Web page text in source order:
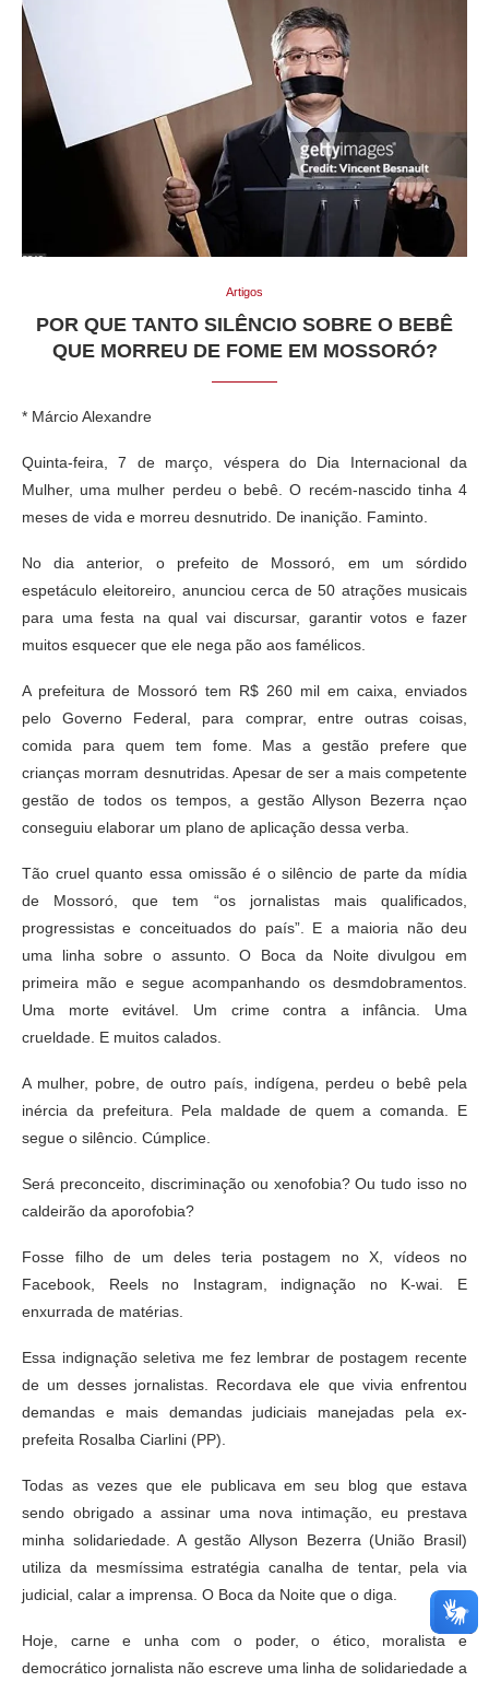
Artigos
POR QUE TANTO SILÊNCIO SOBRE O BEBÊ
QUE MORREU DE FOME EM MOSSORÓ?
* Márcio Alexandre
Quinta-feira, 7 de março, véspera do Dia Internacional da
Mulher, uma mulher perdeu o bebê. O recém-nascido tinha 4
meses de vida e morreu desnutrido. De inanição. Faminto.
No dia anterior, o prefeito de Mossoró, em um sórdido
espetáculo eleitoreiro, anunciou cerca de 50 atrações musicais
para uma festa na qual vai discursar, garantir votos e fazer
muitos esquecer que ele nega pão aos famélicos.
A prefeitura de Mossoró tem R$ 260 mil em caixa, enviados
pelo Governo Federal, para comprar, entre outras coisas,
comida para quem tem fome. Mas a gestão prefere que
crianças morram desnutridas. Apesar de ser a mais competente
gestão de todos os tempos, a gestão Allyson Bezerra nçao
conseguiu elaborar um plano de aplicação dessa verba.
Tão cruel quanto essa omissão é o silêncio de parte da mídia
de Mossoró, que tem “os jornalistas mais qualificados,
progressistas e conceituados do país”. E a maioria não deu
uma linha sobre o assunto. O Boca da Noite divulgou em
primeira mão e segue acompanhando os desmdobramentos.
Uma morte evitável. Um crime contra a infância. Uma
crueldade. E muitos calados.
A mulher, pobre, de outro país, indígena, perdeu o bebê pela
inércia da prefeitura. Pela maldade de quem a comanda. E
segue o silêncio. Cúmplice.
Será preconceito, discriminação ou xenofobia? Ou tudo isso no
caldeirão da aporofobia?
Fosse filho de um deles teria postagem no X, vídeos no
Facebook, Reels no Instagram, indignação no K-wai. E
enxurrada de matérias.
Essa indignação seletiva me fez lembrar de postagem recente
de um desses jornalistas. Recordava ele que vivia enfrentou
demandas e mais demandas judiciais manejadas pela ex-
prefeita Rosalba Ciarlini (PP).
Todas as vezes que ele publicava em seu blog que estava
sendo obrigado a assinar uma nova intimação, eu prestava
minha solidariedade. A gestão Allyson Bezerra (União Brasil)
utiliza da mesmíssima estratégia canalha de tentar, pela via
judicial, calar a imprensa. O Boca da Noite que o diga.
Hoje, carne e unha com o poder, o ético, moralista e
democrático jornalista não escreve uma linha de solidariedade a